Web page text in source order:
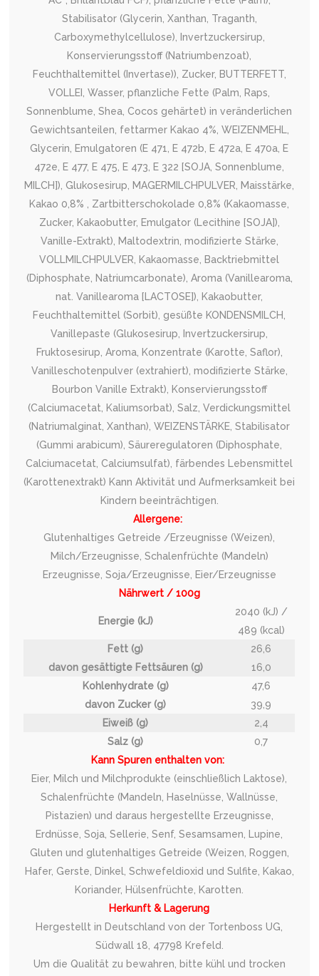
Stabilisator (Glycerin, Xanthan, Traganth,
Carboxymethylcellulose), Invertzuckersirup,
Konservierungsstoff (Natriumbenzoat),
Feuchthaltemittel (Invertase)), Zucker, BUTTERFETT,
VOLLEI, Wasser, pflanzliche Fette (Palm, Raps,
Sonnenblume, Shea, Cocos gehärtet) in veränderlichen
Gewichtsanteilen, fettarmer Kakao 4%, WEIZENMEHL,
Glycerin, Emulgatoren (E 471, E 472b, E 472a, E 470a, E
472e, E 477, E 475, E 473, E 322 [SOJA, Sonnenblume,
MILCH]), Glukosesirup, MAGERMILCHPULVER, Maisstärke,
Kakao 0,8% , Zartbitterschokolade 0,8% (Kakaomasse,
Zucker, Kakaobutter, Emulgator (Lecithine [SOJA]),
Vanille-Extrakt), Maltodextrin, modifizierte Stärke,
VOLLMILCHPULVER, Kakaomasse, Backtriebmittel
(Diphosphate, Natriumcarbonate), Aroma (Vanillearoma,
nat. Vanillearoma [LACTOSE]), Kakaobutter,
Feuchthaltemittel (Sorbit), gesüßte KONDENSMILCH,
Vanillepaste (Glukosesirup, Invertzuckersirup,
Fruktosesirup, Aroma, Konzentrate (Karotte, Saflor),
Vanilleschotenpulver (extrahiert), modifizierte Stärke,
Bourbon Vanille Extrakt), Konservierungsstoff
(Calciumacetat, Kaliumsorbat), Salz, Verdickungsmittel
(Natriumalginat, Xanthan), WEIZENSTÄRKE, Stabilisator
(Gummi arabicum), Säureregulatoren (Diphosphate,
Calciumacetat, Calciumsulfat), färbendes Lebensmittel
(Karottenextrakt) Kann Aktivität und Aufmerksamkeit bei
Kindern beeinträchtigen.
Allergene:
Glutenhaltiges Getreide /Erzeugnisse (Weizen),
Milch/Erzeugnisse, Schalenfrüchte (Mandeln)
Erzeugnisse, Soja/Erzeugnisse, Eier/Erzeugnisse
Nährwert / 100g
Energie (kJ)
2040 (kJ) /
489 (kcal)
Fett (g)
26,6
davon gesättigte Fettsäuren (g)
16,0
Kohlenhydrate (g)
47,6
davon Zucker (g)
39,9
Eiweiß (g)
2,4
Salz (g)
0,7
Kann Spuren enthalten von:
Eier, Milch und Milchprodukte (einschließlich Laktose),
Schalenfrüchte (Mandeln, Haselnüsse, Wallnüsse,
Pistazien) und daraus hergestellte Erzeugnisse,
Erdnüsse, Soja, Sellerie, Senf, Sesamsamen, Lupine,
Gluten und glutenhaltiges Getreide (Weizen, Roggen,
Hafer, Gerste, Dinkel, Schwefeldioxid und Sulfite, Kakao,
Koriander, Hülsenfrüchte, Karotten.
Herkunft & Lagerung
Hergestellt in Deutschland von der Tortenboss UG,
Südwall 18, 47798 Krefeld.
Um die Qualität zu bewahren, bitte kühl und trocken